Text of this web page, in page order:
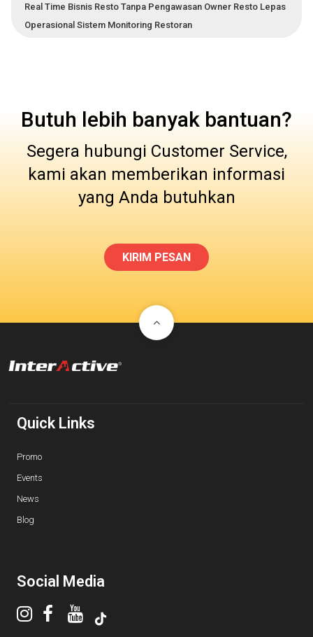
Real Time Bisnis Resto Tanpa Pengawasan Owner Resto Lepas
Operasional Sistem Monitoring Restoran
Butuh lebih banyak bantuan?
Segera hubungi Customer Service,
kami akan memberikan informasi
yang Anda butuhkan
KIRIM PESAN
Quick Links
Promo
Events
News
Blog
Social Media